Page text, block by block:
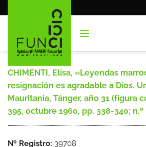
al
CHIMENTI, Elisa, «Leyendas
resignación es agradable a Dios.
Mauritania, Tánger, año 31 (figura
395, octubre 1960, pp. 338-340; n.º
Nº Registro: 39708